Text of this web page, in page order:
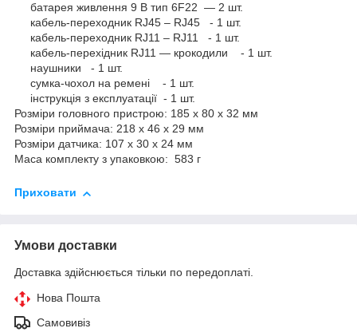
батарея живлення 9 В тип 6F22 — 2 шт.
кабель-переходник RJ45 – RJ45 - 1 шт.
кабель-переходник RJ11 – RJ11 - 1 шт.
кабель-перехідник RJ11 — крокодили - 1 шт.
наушники - 1 шт.
сумка-чохол на ремені - 1 шт.
інструкція з експлуатації - 1 шт.
Розміри головного пристрою: 185 х 80 х 32 мм
Розміри приймача: 218 х 46 х 29 мм
Розміри датчика: 107 х 30 х 24 мм
Маса комплекту з упаковкою: 583 г
Приховати
Умови доставки
Доставка здійснюється тільки по передоплаті.
Нова Пошта
Самовивіз